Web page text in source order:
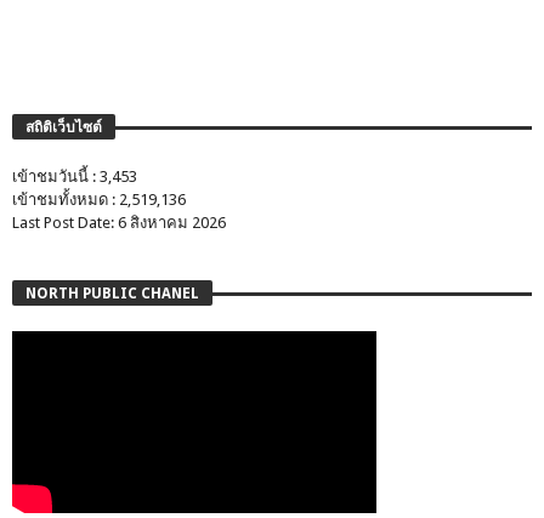
สถิติเว็บไซต์
เข้าชมวันนี้ : 3,453
เข้าชมทั้งหมด : 2,519,136
Last Post Date: 6 สิงหาคม 2026
NORTH PUBLIC CHANEL